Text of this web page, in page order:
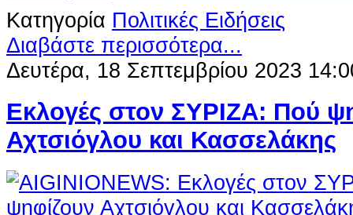
Κατηγορία Πολιτικές Ειδήσεις
Διαβάστε περισσότερα...
Δευτέρα, 18 Σεπτεμβρίου 2023
Εκλογές στον ΣΥΡΙΖΑ: Πού
Αχτσιόγλου και Κασσελάκης